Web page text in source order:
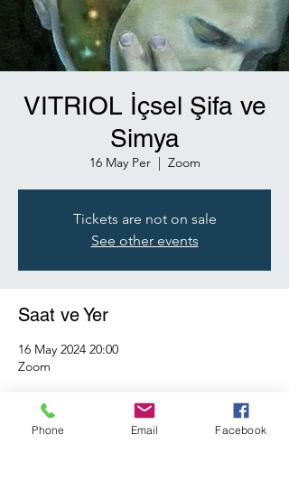
VITRIOL İçsel Şifa ve
Simya
16 May Per
  |
Zoom
Tickets are not on sale
See other events
Saat ve Yer
16 May 2024 20:00
Zoom
Bu Etkinliği Paylaş
Phone Email Facebook